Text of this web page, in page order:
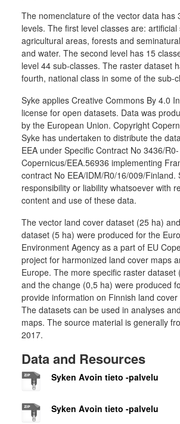
The nomenclature of the vector data has
levels. The first level classes are: artificial
agricultural areas, forests and
and water. The second level has 15
level 44 sub-classes. The raster dataset
fourth, national class in some of the sub-
Syke applies Creative Commons By 4.0
license for open datasets. Data was
by the European Union. Copyright
Syke has undertaken to distribute the
EEA under Specific Contract No 3436/R0-
Copernicus/EEA.56936 implementing
contract No EEA/IDM/R0/16/009/Finland.
responsibility or liability whatsoever with
content and use of these data.
The vector land cover dataset (25 ha)
dataset (5 ha) were produced for the
Environment Agency as a part of EU
project for harmonized land cover maps
Europe. The more specific raster dataset
and the change (0,5 ha) were produced
provide information on Finnish land
The datasets can be used in analyses
maps. The source material is generally
2017.
Data and Resources
Syken Avoin tieto -palvelu
Syken Avoin tieto -palvelu